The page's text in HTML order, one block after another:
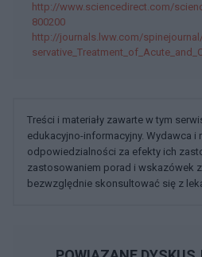
http://www.sciencedirect.com/
800200
http://journals.lww.com/
Treści i materiały zawarte w tym
edukacyjno-informacyjny. Wydawca i
odpowiedzialności za efekty ich
zastosowaniem porad i wskazówek
bezwzględnie skonsultować się z